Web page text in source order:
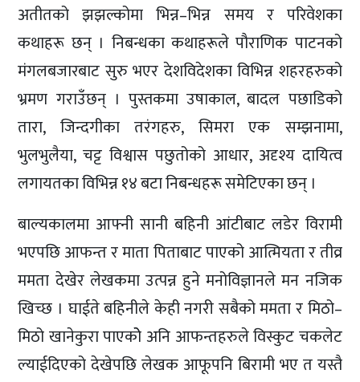
अतीतको झझल्कोमा भिन्न–भिन्न समय र परिवेशका
कथाहरू छन् । निबन्धका कथाहरूले पौराणिक पाटनको
मंगलबजारबाट सुरु भएर देशविदेशका विभिन्न शहरहरुको
भ्रमण गराउँछन् । पुस्तकमा उषाकाल, बादल पछाडिको
तारा, जिन्दगीका तरंगहरु, सिमरा एक सम्झनामा,
भुलभुलैया, चट्ट विश्वास पछुतोको आधार, अदृश्य दायित्व
लगायतका विभिन्न १४ बटा निबन्धहरू समेटिएका छन् ।
बाल्यकालमा आफ्नी सानी बहिनी आंटीबाट लडेर विरामी
भएपछि आफन्त र माता पिताबाट पाएको आत्मियता र तीव्र
ममता देखेर लेखकमा उत्पन्न हुने मनोविज्ञानले मन नजिक
खिच्छ । घाईते बहिनीले केही नगरी सबैको ममता र मिठो–
मिठो खानेकुरा पाएकोे अनि आफन्तहरुले विस्कुट चकलेट
ल्याईदिएको देखेपछि लेखक आफूपनि बिरामी भए त यस्तै